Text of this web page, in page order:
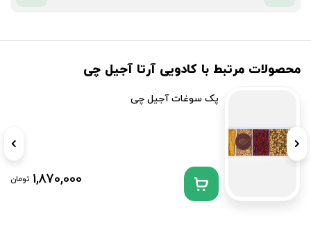
محصولات مرتبط با کادویی آرتا آجیل چی
پک سوغات آجیل چی
1,870,000 تومان